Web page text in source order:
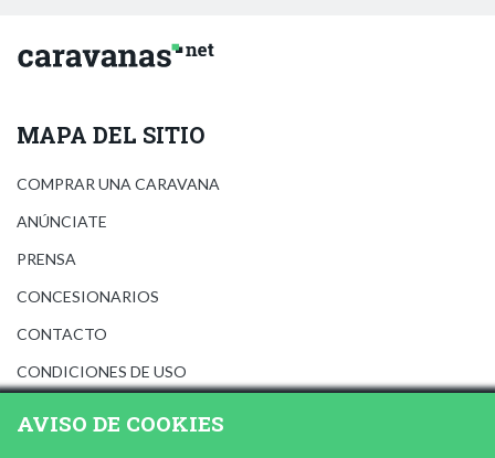
MAPA DEL SITIO
COMPRAR UNA CARAVANA
ANÚNCIATE
PRENSA
CONCESIONARIOS
CONTACTO
CONDICIONES DE USO
AVISO DE COOKIES